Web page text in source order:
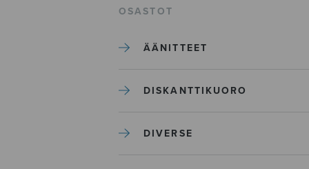
OSASTOT
ÄÄNITTEET
DISKANTTIKUORO
DIVERSE